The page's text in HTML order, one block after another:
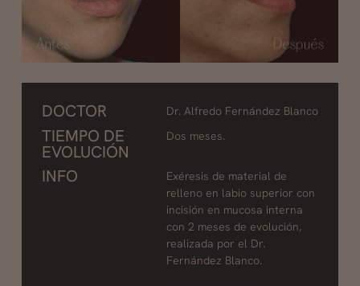
DOCTOR Dr. Alfredo Fernández Blanco
TIEMPO DE
EVOLUCIÓN
Dos meses.
INFO
Exéresis de material de
relleno en labio superior con
incisión en mucosa interna
con 2 meses de evolución,
realizada por el Dr.
Fernández Blanco.